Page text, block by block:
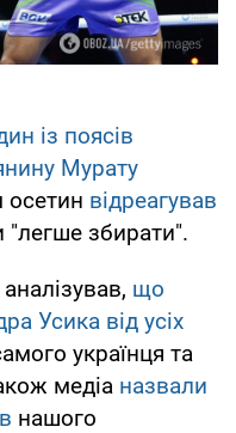
із поясів
Мурату
відреагував
збирати".
що
Усика від усіх
українця та
медіа назвали
нашого